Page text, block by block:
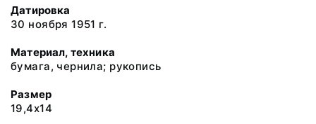
Датировка
30 ноября 1951 г.
Материал, техника
бумага, чернила; рукопись
Размер
19,4х14